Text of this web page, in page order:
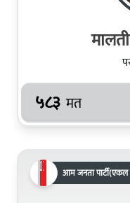
५८३ मत
आम जनता पार्टी(एकल